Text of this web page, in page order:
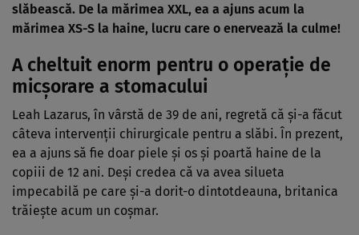
slăbească. De la mărimea XXL, ea a ajuns acum la
mărimea XS-S la haine, lucru care o enervează la culme!
A cheltuit enorm pentru o operație de
micșorare a stomacului
Leah Lazarus, în vârstă de 39 de ani, regretă că și-a făcut
câteva intervenții chirurgicale pentru a slăbi. În prezent,
ea a ajuns să fie doar piele și os și poartă haine de la
copiii de 12 ani. Deși credea că va avea silueta
impecabilă pe care și-a dorit-o dintotdeauna, britanica
trăiește acum un coșmar.